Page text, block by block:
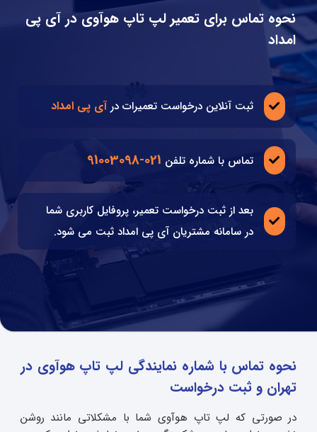
نحوه تماس با شماره نمایندگی لپ تاپ هوآوی در
تهران و ثبت درخواست
در صورتی که لپ تاپ هوآوی شما با مشکلاتی مانند روشن
نحوه تماس برای تعمیر لپ تاپ هوآوی در آی پی
امداد
ثبت آنلاین درخواست تعمیرات درآی پی امداد
تماس با شماره تلفن 021-91003098
بعد از ثبت درخواست تعمیر، پروفایل کاربری شما
در سامانه مشتریان آی پی امداد ثبت می شود.